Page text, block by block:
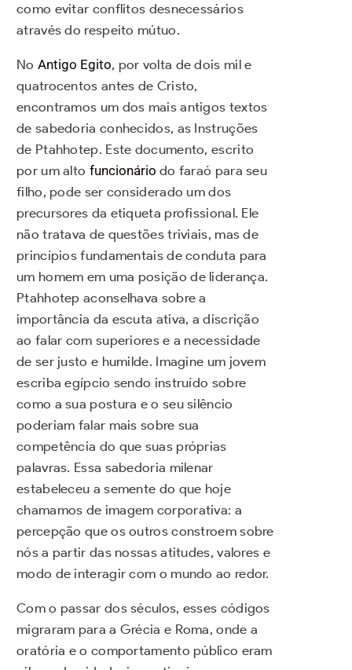
como evitar conflitos desnecessários
através do respeito mútuo.
No Antigo Egito, por volta de dois mil e
quatrocentos antes de Cristo,
encontramos um dos mais antigos textos
de sabedoria conhecidos, as Instruções
de Ptahhotep. Este documento, escrito
por um alto funcionário do faraó para seu
filho, pode ser considerado um dos
precursores da etiqueta profissional. Ele
não tratava de questões triviais, mas de
princípios fundamentais de conduta para
um homem em uma posição de liderança.
Ptahhotep aconselhava sobre a
importância da escuta ativa, a discrição
ao falar com superiores e a necessidade
de ser justo e humilde. Imagine um jovem
escriba egípcio sendo instruído sobre
como a sua postura e o seu silêncio
poderiam falar mais sobre sua
competência do que suas próprias
palavras. Essa sabedoria milenar
estabeleceu a semente do que hoje
chamamos de imagem corporativa: a
percepção que os outros constroem sobre
nós a partir das nossas atitudes, valores e
modo de interagir com o mundo ao redor.
Com o passar dos séculos, esses códigos
migraram para a Grécia e Roma, onde a
oratória e o comportamento público eram